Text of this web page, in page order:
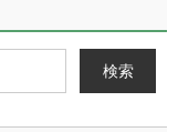
検索